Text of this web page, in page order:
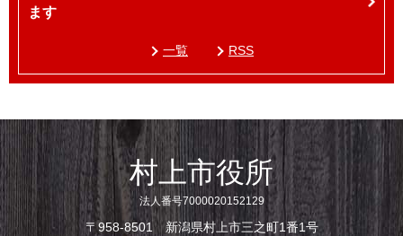
ます
一覧 RSS
村上市役所
法人番号7000020152129
〒958-8501 新潟県村上市三之町1番1号